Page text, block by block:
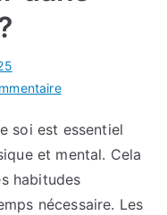
sur
investir
dans
votre
bien-
soi est essentiel
et mental. Cela
habitudes
nécessaire. Les